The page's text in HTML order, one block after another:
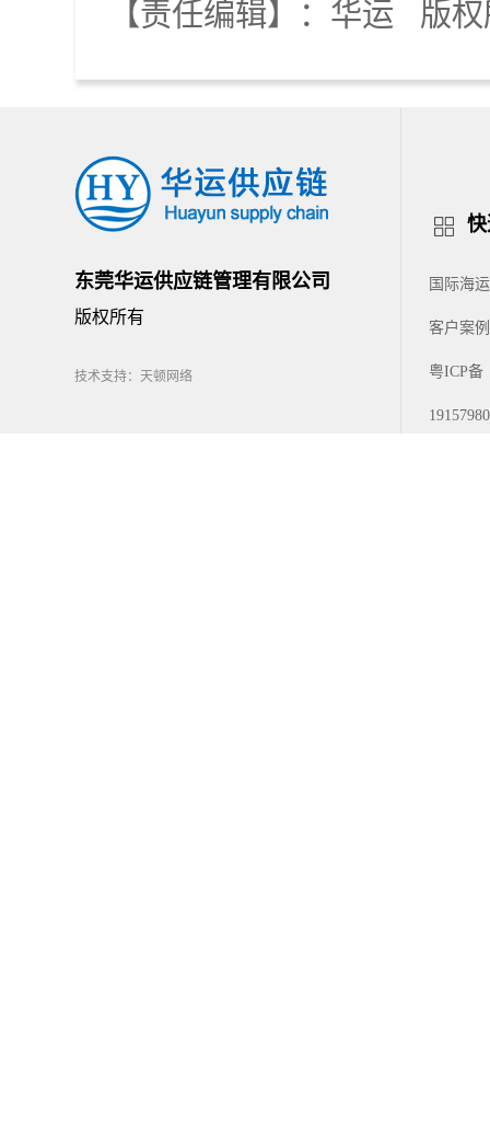
【责任编辑】： 华运 版
东莞华运供应链管理有限公司
版权所有
技术支持：天顿网络
国际海运
客户案例
粤ICP备